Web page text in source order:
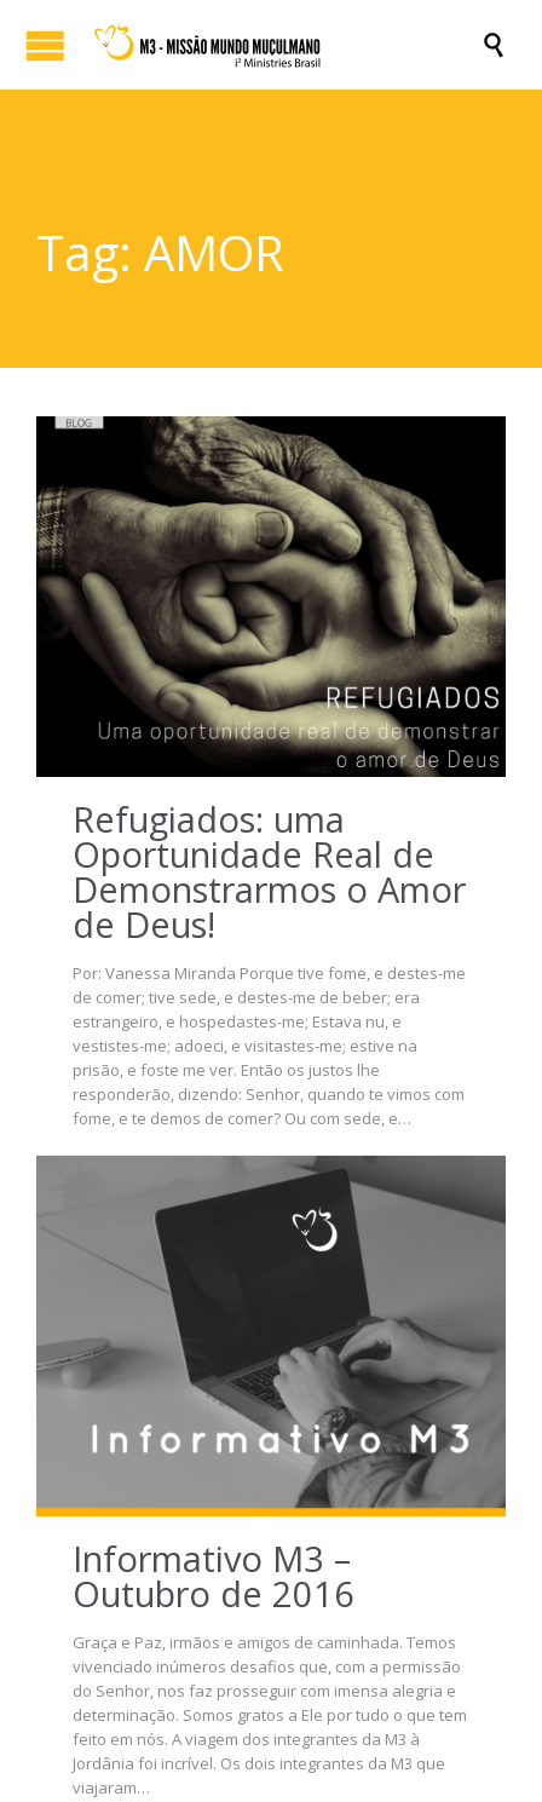

Tag: AMOR
Refugiados: uma
Oportunidade Real de
Demonstrarmos o Amor
de Deus!
Por: Vanessa Miranda Porque tive fome, e destes-me
de comer; tive sede, e destes-me de beber; era
estrangeiro, e hospedastes-me; Estava nu, e
vestistes-me; adoeci, e visitastes-me; estive na
prisão, e foste me ver. Então os justos lhe
responderão, dizendo: Senhor, quando te vimos com
fome, e te demos de comer? Ou com sede, e…
Informativo M3 –
Outubro de 2016
Graça e Paz, irmãos e amigos de caminhada. Temos
vivenciado inúmeros desafios que, com a permissão
do Senhor, nos faz prosseguir com imensa alegria e
determinação. Somos gratos a Ele por tudo o que tem
feito em nós. A viagem dos integrantes da M3 à
Jordânia foi incrível. Os dois integrantes da M3 que
viajaram…